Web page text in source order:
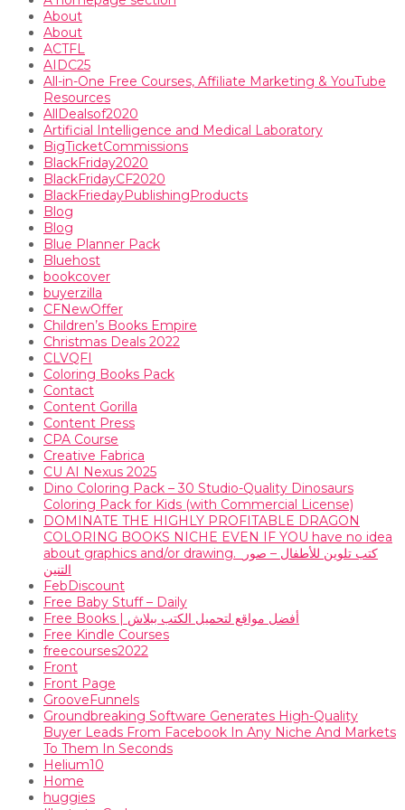
About
About
ACTFL
AIDC25
All-in-One Free Courses, Affiliate Marketing & YouTube
Resources
AllDealsof2020
Artificial Intelligence and Medical Laboratory
BigTicketCommissions
BlackFriday2020
BlackFridayCF2020
BlackFriedayPublishingProducts
Blog
Blog
Blue Planner Pack
Bluehost
bookcover
buyerzilla
CFNewOffer
Children’s Books Empire
Christmas Deals 2022
CLVQFI
Coloring Books Pack
Contact
Content Gorilla
Content Press
CPA Course
Creative Fabrica
CU AI Nexus 2025
Dino Coloring Pack – 30 Studio-Quality Dinosaurs
Coloring Pack for Kids (with Commercial License)
DOMINATE THE HIGHLY PROFITABLE DRAGON
COLORING BOOKS NICHE EVEN IF YOU have no idea
about graphics and/or drawing. ​ كتب تلوين للأطفال – صور
التنين
FebDiscount
Free Baby Stuff – Daily
Free Books | أفضل مواقع لتحميل الكتب ببلاش
Free Kindle Courses
freecourses2022
Front
Front Page
GrooveFunnels
Groundbreaking Software Generates High-Quality
Buyer Leads From Facebook In Any Niche And Markets
To Them In Seconds
Helium10
Home
huggies